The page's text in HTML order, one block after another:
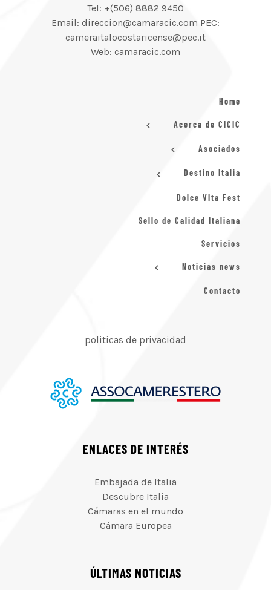
Tel: +(506) 8882 9450
Email: direccion@camaracic.com PEC:
cameraitalocostaricense@pec.it
Web: camaracic.com
Home
Acerca de CICIC
Asociados
Destino Italia
Dolce VIta Fest
Sello de Calidad Italiana
Servicios
Noticias news
Contacto
politicas de privacidad
ENLACES DE INTERÉS
Embajada de Italia
Descubre Italia
Cámaras en el mundo
Cámara Europea
ÚLTIMAS NOTICIAS